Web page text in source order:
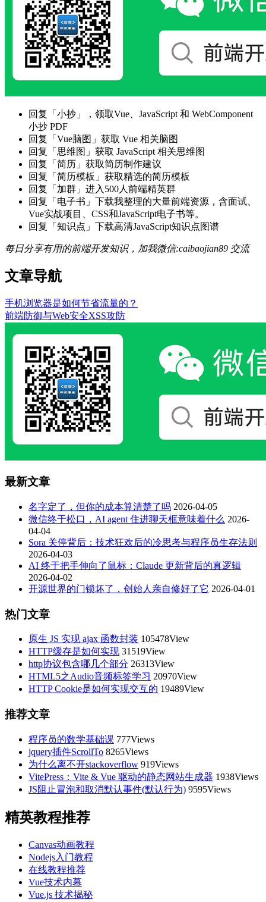
回复「小抄」，领取Vue、JavaScript 和 WebComponent
小抄 PDF
回复「Vue脑图」获取 Vue 相关脑图
回复「思维图」获取 JavaScript 相关思维图
回复「简历」获取简历制作建议
回复「简历模板」获取精选的简历模板
回复「加群」进入500人前端精英群
回复「电子书」下载我整理的大量前端资源，含面试、
Vue实战项目、CSS和JavaScript电子书等。
回复「知识点」下载高清JavaScript知识点图谱
每日分享有用的前端开发知识，加我微信:caibaojian89 交流
文章导航
手机浏览器是如何节省流量的？
前端防御与Web安全XSS攻防
最新文章
名字定了，但你的成本算清楚了吗 2026-04-05
微信终于松口，AI agent 住进聊天框意味着什么 2026-
04-04
Sora 关停背后：技术狂欢后的冷思考与程序员生存法则
2026-04-03
AI 终于把手伸向了鼠标：Claude 更新背后的真逻辑
2026-04-02
开源世界的门锁坏了，创始人亲自修好了它 2026-04-01
热门文章
原生 JS 实现 ajax 函数封装 105478View
HTTP缓存是如何实现 31519View
http协议包含哪几个部分 26313View
HTML5之Audio音频标签学习 20970View
HTTP Cookie是如何实现交互的 19489View
推荐文章
程序员的数学基础课 777Views
jquery插件ScrollTo 8265Views
为什么离不开stackoverflow 919Views
VitePress：Vite & Vue 驱动的静态网站生成器 1938Views
JS阻止冒泡和取消默认事件(默认行为) 9595Views
精英教程推荐
Canvas动画教程
Nodejs入门教程
在线教程推荐
Vue技术内幕
Vue.js 技术揭秘